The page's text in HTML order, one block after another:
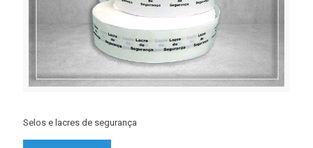
Selos e lacres de segurança